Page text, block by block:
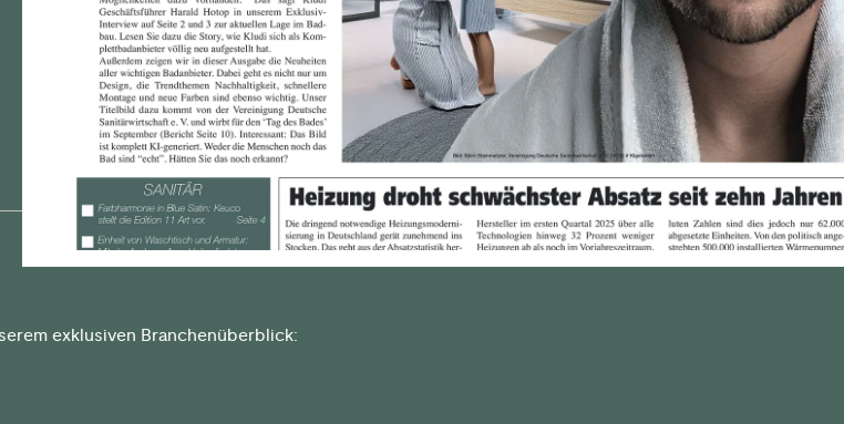
exklusiven Branchenüberblick: